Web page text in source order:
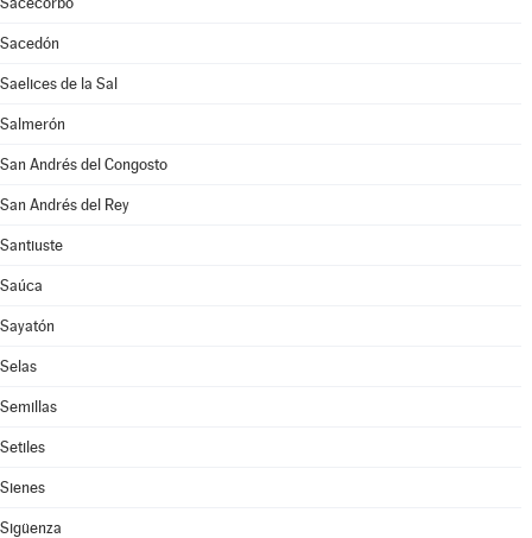
Sacedón
Saelices de la Sal
Salmerón
San Andrés del Congosto
San Andrés del Rey
Santiuste
Saúca
Sayatón
Selas
Semillas
Setiles
Sienes
Sigüenza